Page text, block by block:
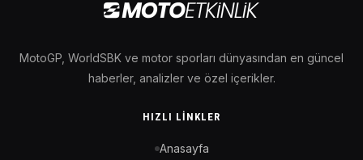
MotoGP, WorldSBK ve motor sporları dünyasından en güncel
haberler, analizler ve özel içerikler.
HIZLI LINKLER
Anasayfa